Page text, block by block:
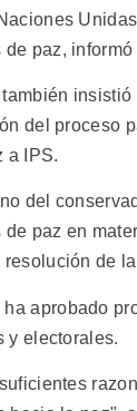
de paz,
del proceso
a IPS.
del
de paz en
resolución de
ha aprobado
y electorales.